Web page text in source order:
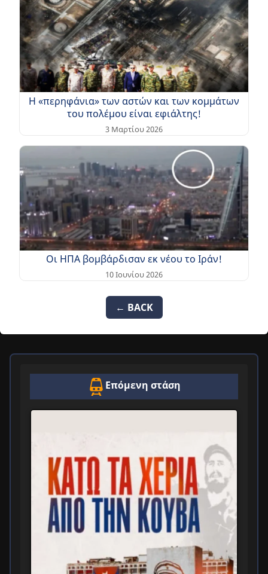
Η «περηφάνια» των αστών και των κομμάτων
του πολέμου είναι εφιάλτης!
3 Μαρτίου 2026
Οι ΗΠΑ βομβάρδισαν εκ νέου το Ιράν!
10 Ιουνίου 2026
← BACK
Επόμενη στάση